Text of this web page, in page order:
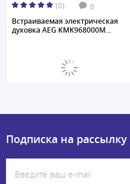
(0) 0
Встраиваемая электрическая
духовка AEG KMK968000M...
Подписка на рассылку